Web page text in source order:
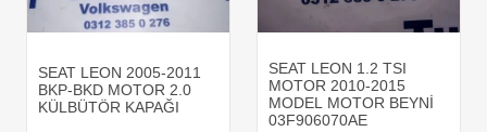
SEAT LEON 2005-2011
BKP-BKD MOTOR 2.0
KÜLBÜTÖR KAPAĞI
SEAT LEON 1.2 TSI
MOTOR 2010-2015
MODEL MOTOR BEYNİ
03F906070AE